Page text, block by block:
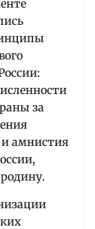
за
амнистия